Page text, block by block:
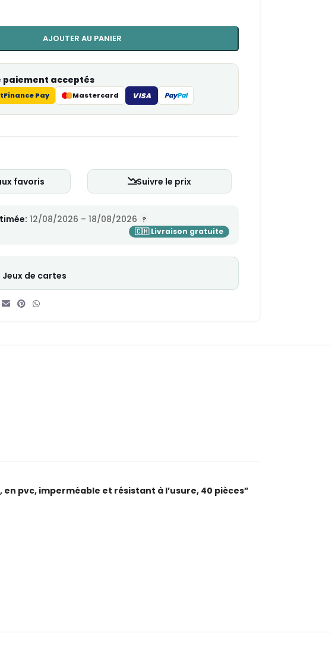
AJOUTER AU PANIER
paiement acceptés
Pay Mastercard VISA PayPal
favoris Suivre le prix
12/08/2026 – 18/08/2026
Jeux de cartes
pvc, imperméable et résistant à l’usure, 40 pièces”